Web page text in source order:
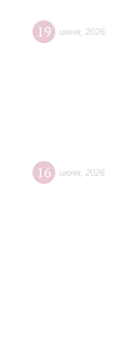
19 июня 2026
16 июня 2026